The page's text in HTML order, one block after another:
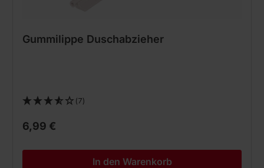
Gummilippe Duschabzieher
(7)
6,99 €
In den Warenkorb